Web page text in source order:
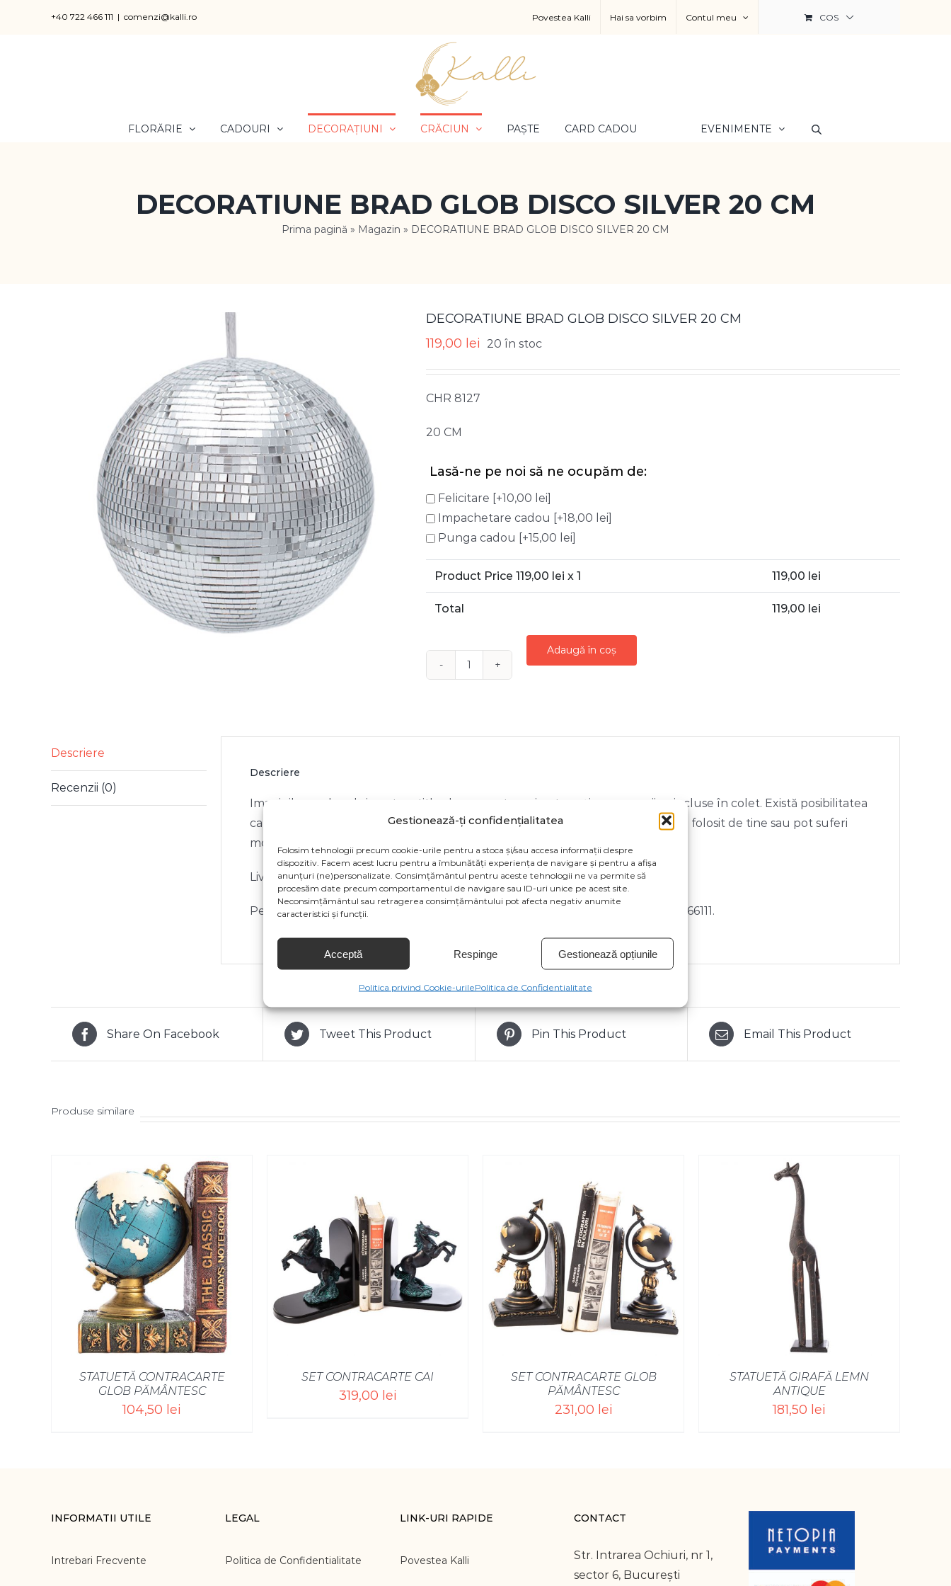
Gestionează-ți confidențialitatea
Folosim tehnologii precum cookie-urile pentru a stoca și/sau accesa informații despre
dispozitiv. Facem acest lucru pentru a îmbunătăți experiența de navigare și pentru a afișa
anunțuri (ne)personalizate. Consimțământul pentru aceste tehnologii ne va permite să
procesăm date precum comportamentul de navigare sau ID-uri unice pe acest site.
Neconsimțământul sau retragerea consimțământului pot afecta negativ anumite
caracteristici și funcții.
Acceptă Respinge Gestionează opțiunile
Politica privind Cookie-urilePolitica de Confidentialitate
+40 722 466 111 | comenzi@kalli.ro Povestea Kalli Hai sa vorbim Contul meu COS
FLORĂRIE CADOURI DECORAȚIUNI CRĂCIUN PAȘTE CARD CADOU EVENIMENTE
DECORATIUNE BRAD GLOB DISCO SILVER 20 CM
Prima pagină » Magazin » DECORATIUNE BRAD GLOB DISCO SILVER 20 CM
DECORATIUNE BRAD GLOB DISCO SILVER 20 CM
119,00 lei 20 în stoc
CHR 8127
20 CM
Lasă-ne pe noi să ne ocupăm de:
Felicitare [+10,00 lei]
Impachetare cadou [+18,00 lei]
Punga cadou [+15,00 lei]
Product Price 119,00 lei x 1 119,00 lei
Total 119,00 lei
Adaugă în coș
Descriere
Recenzii (0)
Descriere
Imaginile produsului sunt cu titlu de prezentare și pot conține accesorii neincluse în colet. Există posibilitatea
ca specificațiile de culoare să fie afișate eronat în funcție de dispozitivul vizual folosit de tine sau pot suferi
modificări de la producătorul produsului.
Livrarea se face in 24-48 de ore, prin serviciul de curierat DPD.
Pentru mai multe detalii va stam la dispozitie la numarul de telefon +40722466111.
Share On Facebook Tweet This Product Pin This Product Email This Product
Produse similare
STATUETĂ CONTRACARTE
GLOB PĂMÂNTESC
104,50 lei
SET CONTRACARTE CAI
319,00 lei
SET CONTRACARTE GLOB
PĂMÂNTESC
231,00 lei
STATUETĂ GIRAFĂ LEMN
ANTIQUE
181,50 lei
INFORMATII UTILE
Intrebari Frecvente
LEGAL
Politica de Confidentialitate
LINK-URI RAPIDE
Povestea Kalli
CONTACT
Str. Intrarea Ochiuri, nr 1,
sector 6, București